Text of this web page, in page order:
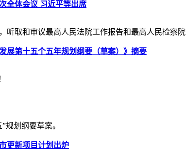
全体会议 习近平等出席
听取和审议最高人民法院工作报告和最高人民检察院
展第十五个五年规划纲要（草案）》摘要
规划纲要草案。
更新项目计划出炉